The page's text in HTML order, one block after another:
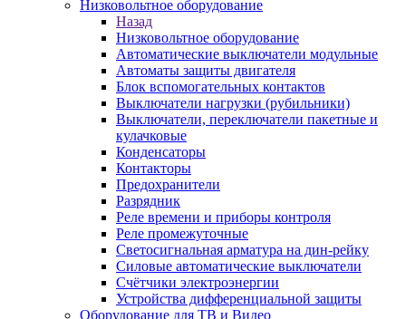
Низковольтное оборудование
Назад
Низковольтное оборудование
Автоматические выключатели модульные
Автоматы защиты двигателя
Блок вспомогательных контактов
Выключатели нагрузки (рубильники)
Выключатели, переключатели пакетные и
кулачковые
Конденсаторы
Контакторы
Предохранители
Разрядник
Реле времени и приборы контроля
Реле промежуточные
Светосигнальная арматура на дин-рейку
Силовые автоматические выключатели
Счётчики электроэнергии
Устройства дифференциальной защиты
Оборудование для ТВ и Видео